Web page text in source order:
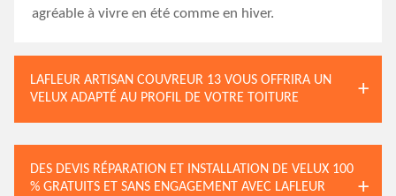
agréable à vivre en été comme en hiver.
LAFLEUR ARTISAN COUVREUR 13 VOUS OFFRIRA UN
VELUX ADAPTÉ AU PROFIL DE VOTRE TOITURE
DES DEVIS RÉPARATION ET INSTALLATION DE VELUX 100
% GRATUITS ET SANS ENGAGEMENT AVEC LAFLEUR